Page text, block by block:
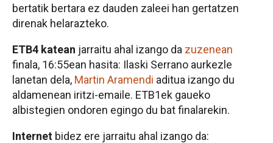
bertatik bertara ez dauden zaleei han gertatzen
direnak helarazteko.
ETB4 katean jarraitu ahal izango da zuzenean
finala, 16:55ean hasita: Ilaski Serrano aurkezle
lanetan dela, Martin Aramendi aditua izango du
aldamenean iritzi-emaile. ETB1ek gaueko
albistegien ondoren egingo du bat finalarekin.
Internet bidez ere jarraitu ahal izango da: